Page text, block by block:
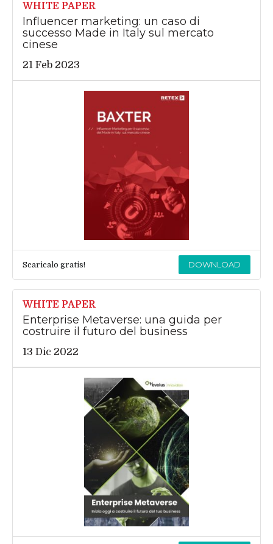
WHITE PAPER
Influencer marketing: un caso di
successo Made in Italy sul mercato
cinese
21 Feb 2023
Scaricalo gratis! DOWNLOAD
WHITE PAPER
Enterprise Metaverse: una guida per
costruire il futuro del business
13 Dic 2022